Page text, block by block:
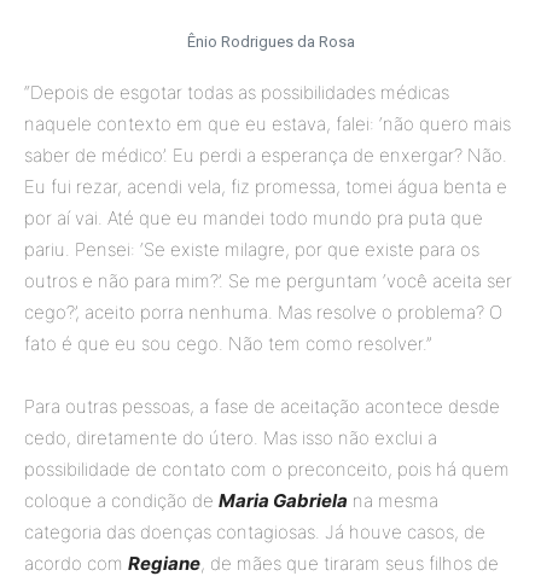
Ênio Rodrigues da Rosa
“Depois de esgotar todas as possibilidades médicas
naquele contexto em que eu estava, falei: ‘não quero mais
saber de médico’. Eu perdi a esperança de enxergar? Não.
Eu fui rezar, acendi vela, fiz promessa, tomei água benta e
por aí vai. Até que eu mandei todo mundo pra puta que
pariu. Pensei: ‘Se existe milagre, por que existe para os
outros e não para mim?’. Se me perguntam ‘você aceita ser
cego?’, aceito porra nenhuma. Mas resolve o problema? O
fato é que eu sou cego. Não tem como resolver.”
Para outras pessoas, a fase de aceitação acontece desde
cedo, diretamente do útero. Mas isso não exclui a
possibilidade de contato com o preconceito, pois há quem
coloque a condição de Maria Gabriela na mesma
categoria das doenças contagiosas. Já houve casos, de
acordo com Regiane, de mães que tiraram seus filhos de